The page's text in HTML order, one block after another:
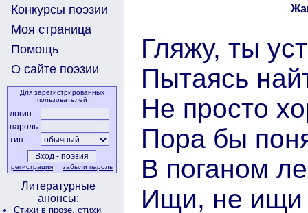
Конкурсы поэзии
Моя страница
Помощь
О сайте поэзии
Для зарегистрированных
пользователей
логин:
пароль:
тип:
регистрация забыли пароль
Литературные
анонсы:
Стихи в прозе, стихи
Гляжу, ты
Пытаясь
Не просто
Пора бы
В поганом
Ищи, не ищи